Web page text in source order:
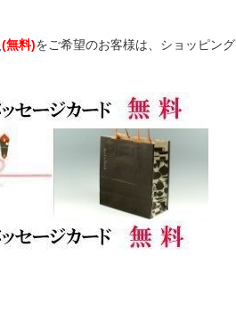
(無料)をご希望のお客様は、ショッピング